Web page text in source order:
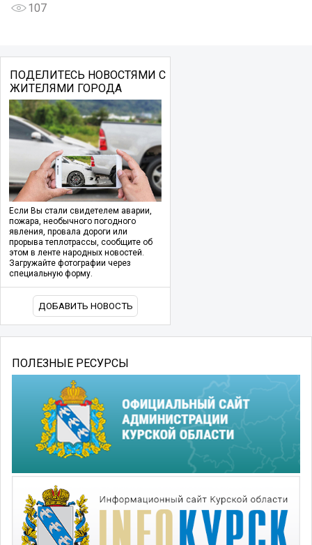
107
ПОДЕЛИТЕСЬ НОВОСТЯМИ С
ЖИТЕЛЯМИ ГОРОДА
Если Вы стали свидетелем аварии,
пожара, необычного погодного
явления, провала дороги или
прорыва теплотрассы, сообщите об
этом в ленте народных новостей.
Загружайте фотографии через
специальную форму.
ДОБАВИТЬ НОВОСТЬ
ПОЛЕЗНЫЕ РЕСУРСЫ